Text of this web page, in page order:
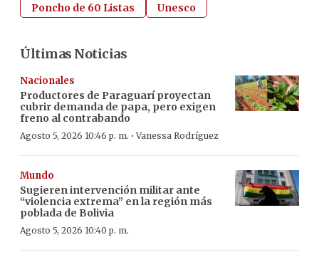
Poncho de 60 Listas Unesco
Últimas Noticias
Nacionales
Productores de Paraguarí proyectan
cubrir demanda de papa, pero exigen
freno al contrabando
Agosto 5, 2026 10:46 p. m. ·Vanessa Rodríguez
Mundo
Sugieren intervención militar ante
“violencia extrema” en la región más
poblada de Bolivia
Agosto 5, 2026 10:40 p. m.